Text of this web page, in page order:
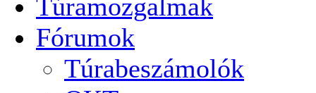
Túramozgalmak
Fórumok
Túrabeszámolók